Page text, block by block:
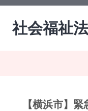
社会福祉
【横浜市】